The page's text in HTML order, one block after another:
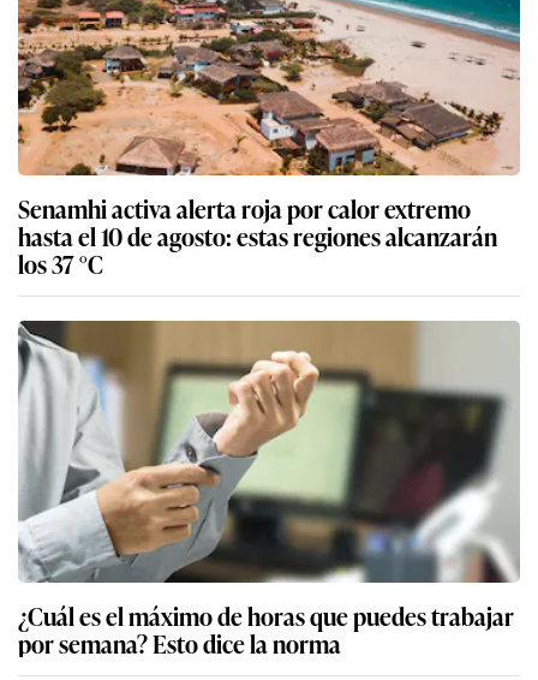
Senamhi activa alerta roja por calor extremo
hasta el 10 de agosto: estas regiones alcanzarán
los 37 °C
¿Cuál es el máximo de horas que puedes trabajar
por semana? Esto dice la norma